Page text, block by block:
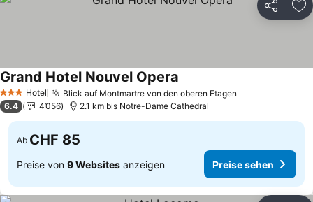
Teilen
3 SterneHotel Blick auf Montmartre von den oberen Etagen
Grand Hotel Nouvel Opera
6.4 4’056 2.1 km bis Notre-Dame Cathedral
Ab CHF 85
Preise von 9 Websites anzeigen Preise sehen